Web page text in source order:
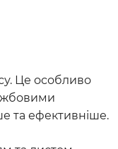
Це особливо
та ефективніше.